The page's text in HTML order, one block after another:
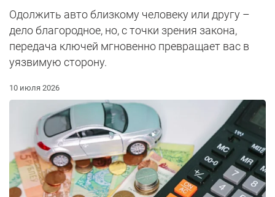
Одолжить авто близкому человеку или другу –
дело благородное, но, с точки зрения закона,
передача ключей мгновенно превращает вас в
уязвимую сторону.
10 июля 2026